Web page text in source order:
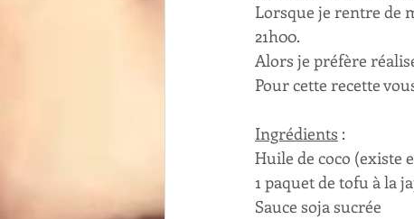
Lorsque je rentre de
21h00.
Alors je préfère
Pour cette recette
Ingrédients :
Huile de coco (existe
1 paquet de tofu à la
Sauce soja sucrée